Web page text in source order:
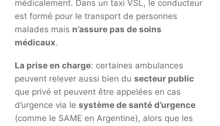
médicalement. Dans un taxi VSL, le conducteur
est formé pour le transport de personnes
malades mais n’assure pas de soins
médicaux.
La prise en charge: certaines ambulances
peuvent relever aussi bien du secteur public
que privé et peuvent être appelées en cas
d’urgence via le système de santé d’urgence
(comme le SAME en Argentine), alors que les